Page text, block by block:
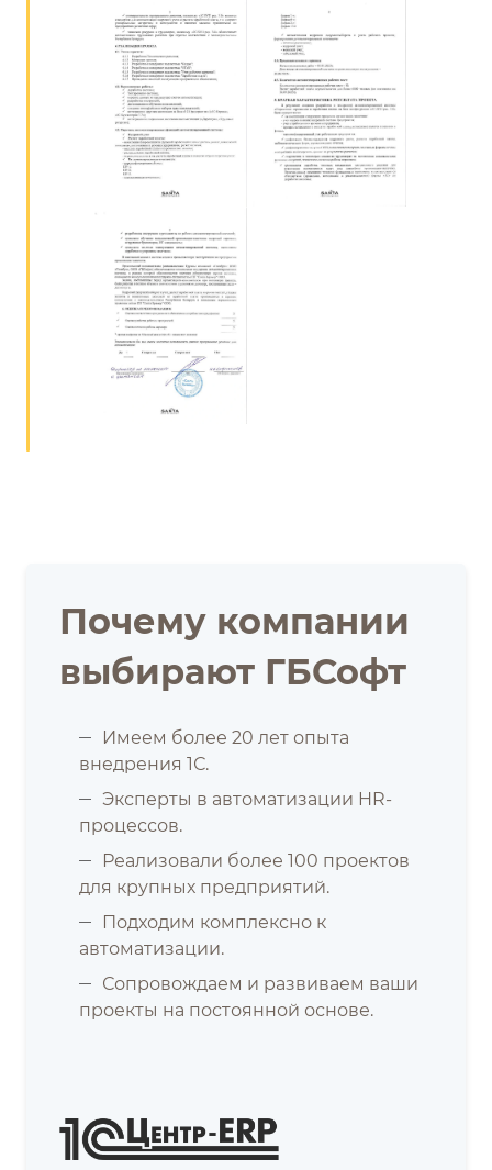
Почему компании
выбирают ГБСофт
Имеем более 20 лет опыта
внедрения 1С.
Эксперты в автоматизации HR-
процессов.
Реализовали более 100 проектов
для крупных предприятий.
Подходим комплексно к
автоматизации.
Сопровождаем и развиваем ваши
проекты на постоянной основе.